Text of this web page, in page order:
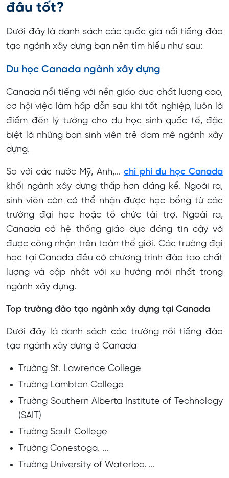
đâu tốt?
Dưới đây là danh sách các quốc gia nổi tiếng đào
tạo ngành xây dựng bạn nên tìm hiểu như sau:
Du học Canada ngành xây dựng
Canada nổi tiếng với nền giáo dục chất lượng cao,
cơ hội việc làm hấp dẫn sau khi tốt nghiệp, luôn là
điểm đến lý tưởng cho du học sinh quốc tế, đặc
biệt là những bạn sinh viên trẻ đam mê ngành xây
dựng.
So với các nước Mỹ, Anh,... chi phí du học Canada
khối ngành xây dựng thấp hơn đáng kể. Ngoài ra,
sinh viên còn có thể nhận được học bổng từ các
trường đại học hoặc tổ chức tài trợ. Ngoài ra,
Canada có hệ thống giáo dục đáng tin cậy và
được công nhận trên toàn thế giới. Các trường đại
học tại Canada đều có chương trình đào tạo chất
lượng và cập nhật với xu hướng mới nhất trong
ngành xây dựng.
Top trường đào tạo ngành xây dựng tại Canada
Dưới đây là danh sách các trường nổi tiếng đào
tạo ngành xây dựng ở Canada
Trường St. Lawrence College
Trường Lambton College
Trường Southern Alberta Institute of Technology
(SAIT)
Trường Sault College
Trường Conestoga. ...
Trường University of Waterloo. ...